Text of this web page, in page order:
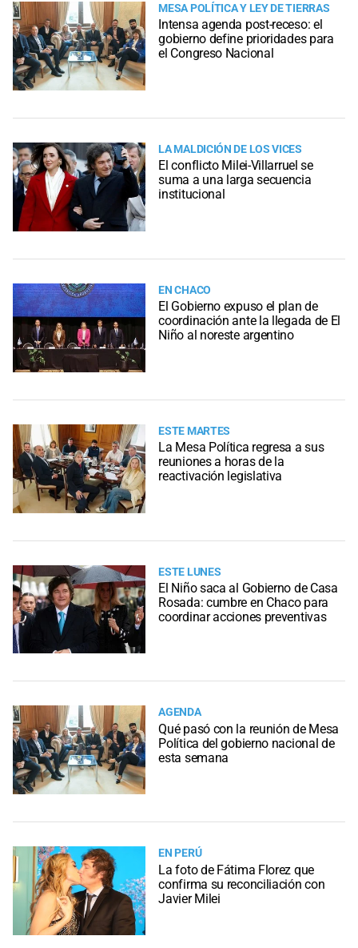
MESA POLÍTICA Y LEY DE TIERRAS
Intensa agenda post-receso: el
gobierno define prioridades para
el Congreso Nacional
LA MALDICIÓN DE LOS VICES
El conflicto Milei-Villarruel se
suma a una larga secuencia
institucional
EN CHACO
El Gobierno expuso el plan de
coordinación ante la llegada de El
Niño al noreste argentino
ESTE MARTES
La Mesa Política regresa a sus
reuniones a horas de la
reactivación legislativa
ESTE LUNES
El Niño saca al Gobierno de Casa
Rosada: cumbre en Chaco para
coordinar acciones preventivas
AGENDA
Qué pasó con la reunión de Mesa
Política del gobierno nacional de
esta semana
EN PERÚ
La foto de Fátima Florez que
confirma su reconciliación con
Javier Milei